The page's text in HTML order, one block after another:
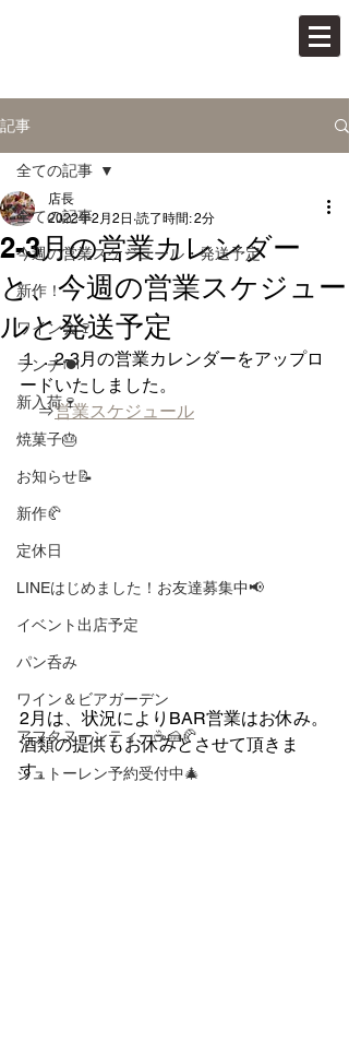
記事
全ての記事
今週の営業スケジュール・発送予定
新作！
ワイン会🍷
ランチ🍽
新入荷🍷
焼菓子🎂
お知らせ📝
新作🥐
定休日
LINEはじめました！お友達募集中📢
イベント出店予定
パン呑み
ワイン＆ビアガーデン
アフタヌーンティー☕🍰🥐
シュトーレン予約受付中🎄
全ての記事
2-3月の営業カレンダー
と、今週の営業スケジュー
ルと発送予定
店長
2022年2月2日 読了時間: 2分
１．2-3月の営業カレンダーをアップロ
ードいたしました。
⇒営業スケジュール
2月は、状況によりBAR営業はお休み。
酒類の提供もお休みとさせて頂きま
す。